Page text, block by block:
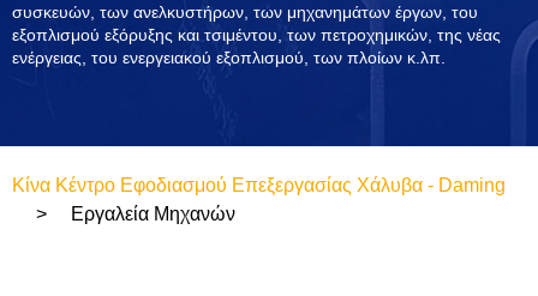
συσκευών, των ανελκυστήρων, των μηχανημάτων έργων, του
εξοπλισμού εξόρυξης και τσιμέντου, των πετροχημικών, της νέας
ενέργειας, του ενεργειακού εξοπλισμού, των πλοίων κ.λπ.
Κίνα Κέντρο Εφοδιασμού Επεξεργασίας Χάλυβα - Daming
Εργαλεία Μηχανών